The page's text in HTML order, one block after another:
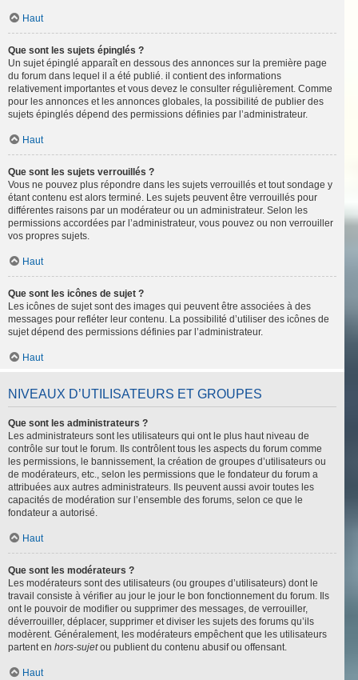
Haut
Que sont les sujets épinglés ?
Un sujet épinglé apparaît en dessous des annonces sur la première page
du forum dans lequel il a été publié. il contient des informations
relativement importantes et vous devez le consulter régulièrement. Comme
pour les annonces et les annonces globales, la possibilité de publier des
sujets épinglés dépend des permissions définies par l’administrateur.
Haut
Que sont les sujets verrouillés ?
Vous ne pouvez plus répondre dans les sujets verrouillés et tout sondage y
étant contenu est alors terminé. Les sujets peuvent être verrouillés pour
différentes raisons par un modérateur ou un administrateur. Selon les
permissions accordées par l’administrateur, vous pouvez ou non verrouiller
vos propres sujets.
Haut
Que sont les icônes de sujet ?
Les icônes de sujet sont des images qui peuvent être associées à des
messages pour refléter leur contenu. La possibilité d’utiliser des icônes de
sujet dépend des permissions définies par l’administrateur.
Haut
NIVEAUX D’UTILISATEURS ET GROUPES
Que sont les administrateurs ?
Les administrateurs sont les utilisateurs qui ont le plus haut niveau de
contrôle sur tout le forum. Ils contrôlent tous les aspects du forum comme
les permissions, le bannissement, la création de groupes d’utilisateurs ou
de modérateurs, etc., selon les permissions que le fondateur du forum a
attribuées aux autres administrateurs. Ils peuvent aussi avoir toutes les
capacités de modération sur l’ensemble des forums, selon ce que le
fondateur a autorisé.
Haut
Que sont les modérateurs ?
Les modérateurs sont des utilisateurs (ou groupes d’utilisateurs) dont le
travail consiste à vérifier au jour le jour le bon fonctionnement du forum. Ils
ont le pouvoir de modifier ou supprimer des messages, de verrouiller,
déverrouiller, déplacer, supprimer et diviser les sujets des forums qu’ils
modèrent. Généralement, les modérateurs empêchent que les utilisateurs
partent en hors-sujetou publient du contenu abusif ou offensant.
Haut